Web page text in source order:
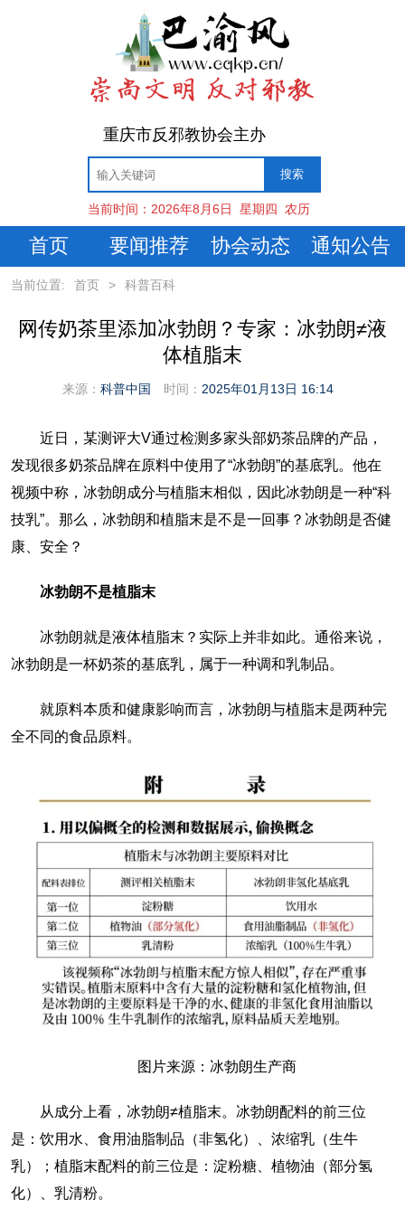
重庆市反邪教协会主办
当前时间： 2026年8月6日 星期四 农历
首页 要闻推荐 协会动态 通知公告
当前位置: 首页 > 科普百科
网传奶茶里添加冰勃朗？专家：冰勃朗≠液
体植脂末
来源： 科普中国 时间： 2025年01月13日 16:14
近日，某测评大V通过检测多家头部奶茶品牌的产品，
发现很多奶茶品牌在原料中使用了“冰勃朗”的基底乳。他在
视频中称，冰勃朗成分与植脂末相似，因此冰勃朗是一种“科
技乳”。那么，冰勃朗和植脂末是不是一回事？冰勃朗是否健
康、安全？
冰勃朗不是植脂末
冰勃朗就是液体植脂末？实际上并非如此。通俗来说，
冰勃朗是一杯奶茶的基底乳，属于一种调和乳制品。
就原料本质和健康影响而言，冰勃朗与植脂末是两种完
全不同的食品原料。
图片来源：冰勃朗生产商
从成分上看，冰勃朗≠植脂末。冰勃朗配料的前三位
是：饮用水、食用油脂制品（非氢化）、浓缩乳（生牛
乳）；植脂末配料的前三位是：淀粉糖、植物油（部分氢
化）、乳清粉。